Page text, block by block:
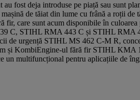
fost deja introduse pe piață sau sunt
de tăiat din lume cu frână a roții de
fir, care sunt acum disponibile în
C, STIHL RMA 443 C și STIHL RMA
de urgență STIHL MS 462 C-M R,
și KombiEngine-ul fără fir STIHL KMA
un multifuncțional pentru aplicațiile de